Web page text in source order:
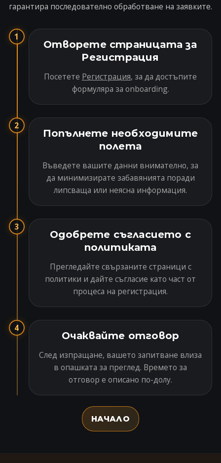
гарантира последователно обработване на заявките.
1
Отворете страницата за
Регистрация
Посетете Регистрация, за да достъпите
формуляра за onboarding.
2
Попълнете необходимите
полета
Въведете вашите данни внимателно, за
да минимизирате забавянията поради
липсваща или неясна информация.
3
Одобрете съгласието с
политиката
Прегледайте свързаните страници с
политики и дайте съгласие като част от
процеса на регистрация.
4
Очаквайте отговор
След изпращане, вашето запитване влиза
в опашката за преглед. Времето за
отговор е описано по-долу.
НАЧАЛО